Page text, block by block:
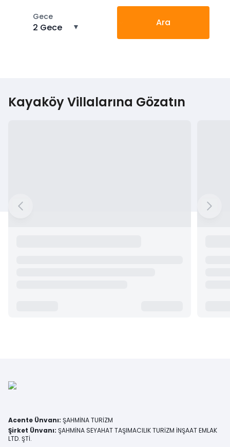
Gece
2 Gece ▼ Ara
Kayaköy Villalarına Gözatın
Acente Ünvanı: ŞAHMİNA TURİZM
Şirket Ünvanı: ŞAHMİNA SEYAHAT TAŞIMACILIK TURİZM İNŞAAT EMLAK
LTD. ŞTİ.